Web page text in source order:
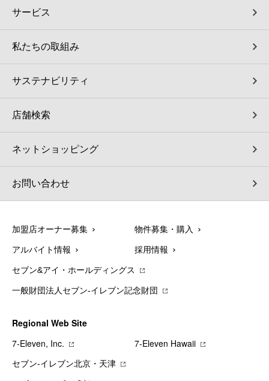
サービス
私たちの取組み
サステナビリティ
店舗検索
ネットショッピング
お問い合わせ
加盟店オーナー募集 物件募集・購入
アルバイト情報 採用情報
セブン&アイ・ホールディングス
一般財団法人セブン-イレブン記念財団
Regional Web Site
7‐Eleven, Inc.
7‐Eleven Hawaii
セブン‐イレブン北京・天津